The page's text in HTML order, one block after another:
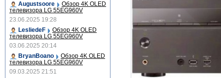
Augustsoore
Обзор 4K OLED
телевизора LG 55EG960V
23.06.2025 19:28
LesliedeF
Обзор 4K OLED
телевизора LG 55EG960V
03.06.2025 20:14
BryanBoano
Обзор 4K OLED
телевизора LG 55EG960V
09.03.2025 21:51